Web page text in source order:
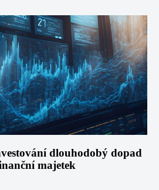
dlouhodobý dopad
majetek